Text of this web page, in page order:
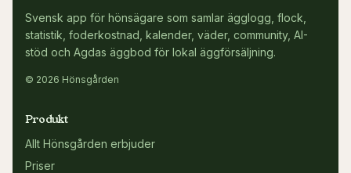
Svensk app för hönsägare som samlar ägglogg, flock,
statistik, foderkostnad, kalender, väder, community, AI-
stöd och Agdas äggbod för lokal äggförsäljning.
© 2026 Hönsgården
Produkt
Allt Hönsgården erbjuder
Priser